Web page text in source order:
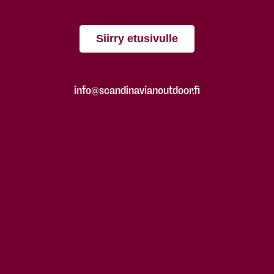
Siirry etusivulle
info@scandinavianoutdoor.fi